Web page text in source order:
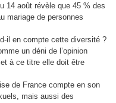
14 août révèle que 45 % des
mariage de personnes
il en compte cette diversité ?
un déni de l’opinion
à ce titre elle doit être
de France compte en son
mais aussi des